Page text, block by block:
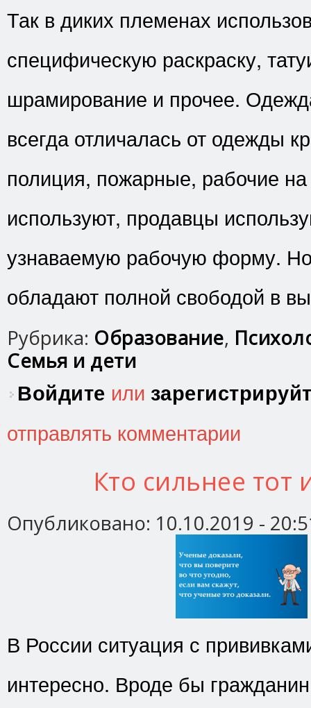
Так в диких племенах
специфическую раскраску,
шрамирование и прочее.
всегда отличалась от одежды
полиция, пожарные, рабочие на
используют, продавцы
узнаваемую рабочую форму.
обладают полной свободой в
Рубрика: Образование,
Семья и дети
Войдите или
отправлять комментарии
Кто сильнее тот
Опубликовано: 10.10.2019 -
В России ситуация с
интересно. Вроде бы